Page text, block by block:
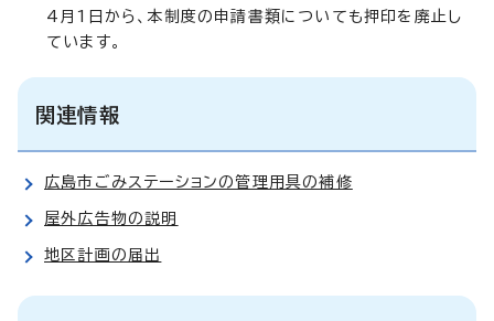
4月1日から、本制度の申請書類についても押印を廃止し
ています。
関連情報
広島市ごみステーションの管理用具の補修
屋外広告物の説明
地区計画の届出